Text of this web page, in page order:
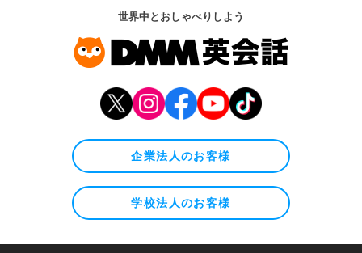
世界中とおしゃべりしよう
企業法人のお客様
学校法人のお客様